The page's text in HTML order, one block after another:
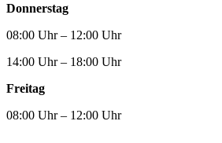
Donnerstag
08:00 Uhr – 12:00 Uhr
14:00 Uhr – 18:00 Uhr
Freitag
08:00 Uhr – 12:00 Uhr